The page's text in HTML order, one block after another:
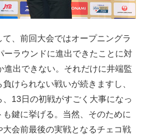
、前回大会ではオープニングラ
ラウンドに進出できたことに対
進出できない。それだけに井端監
けられない戦いが続きますし、
13日の初戦がすごく大事になっ
鍵に挙げる。当然、そのために
会前最後の実戦となるチェコ戦